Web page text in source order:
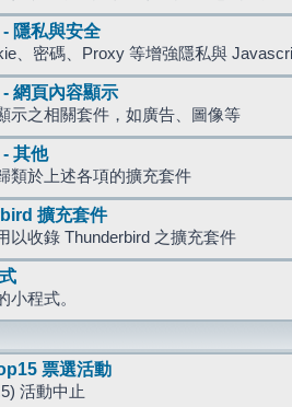
隱私與安全
、密碼、Proxy 等增強隱私與
網頁內容顯示
示之相關套件，如廣告、圖像等
其他
類於上述各項的擴充套件
擴充套件
以收錄 Thunderbird 之擴充套件
小程式。
票選活動
活動中止